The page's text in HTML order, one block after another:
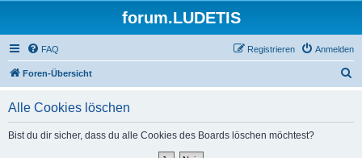
forum.LUDETIS
FAQ Anmelden
Registrieren
Foren-Übersicht
Alle Cookies löschen
Bist du dir sicher, dass du alle Cookies des Boards löschen möchtest?